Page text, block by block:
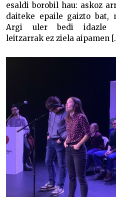
esaldi borobil hau: askoz
daiteke epaile gaizto bat,
Argi uler bedi idazle
leitzarrak ez ziela aipamen